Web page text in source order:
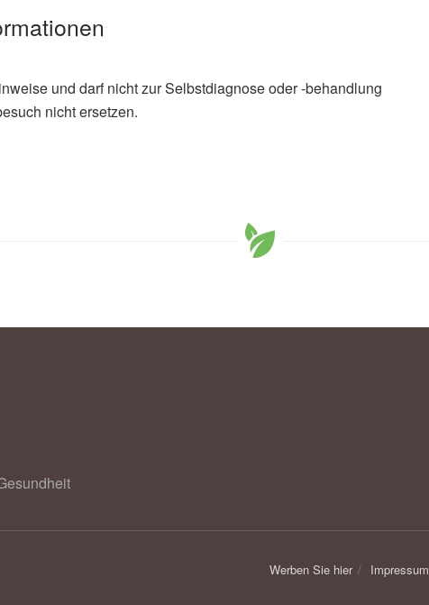
und darf nicht zur Selbstdiagnose oder -behandlung
nicht ersetzen.
Werben Sie hier Impressum